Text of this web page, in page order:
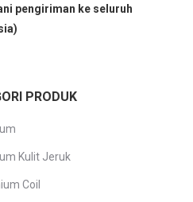
pengiriman ke seluruh
PRODUK
Kulit Jeruk
Coil